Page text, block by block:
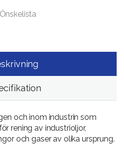
Önskelista
och inom industrin som
rening av industrioljor,
och gaser av olika ursprung.